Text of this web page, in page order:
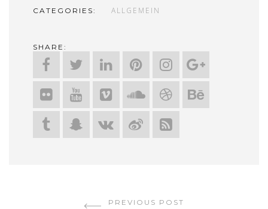
CATEGORIES: ALLGEMEIN
SHARE:
CONTINUE READING
PREVIOUS POST